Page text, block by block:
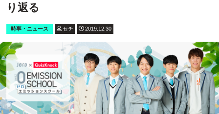
り返る
時事・ニュース セチ 2019.12.30